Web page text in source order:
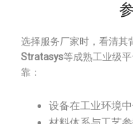
选择服务厂家时，看清其
Stratasys等成熟工业级
靠：
设备在工业环境